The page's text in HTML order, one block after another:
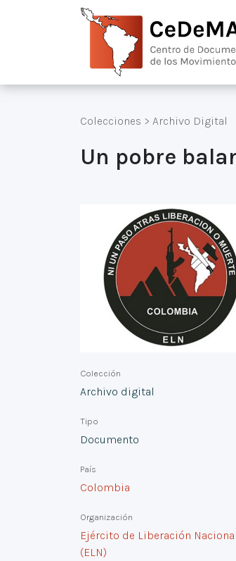
Colecciones > Archivo Digital
Un pobre
Colección
Archivo digital
Tipo
Documento
País
Colombia
Organización
Ejército de Liberación Nacional
(ELN)